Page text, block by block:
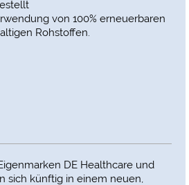
hilft Ihnen unser
gerne weiter.
von 100% erneuerbaren
Rohstoffen.
DE Healthcare und
sich künftig in einem neuen,